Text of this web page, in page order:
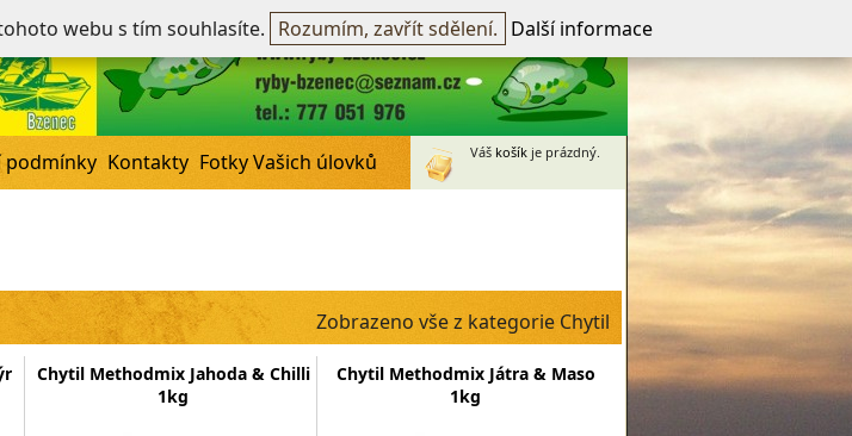
Nepřihlášen -přihlásit~Registrovat
podmínky Kontakty Fotky Vašich úlovků Váš košík je prázdný.
Zobrazeno vše z kategorie Chytil
Chytil Methodmix Jahoda & Chilli
1kg
Chytil Methodmix Játra & Maso
1kg
webu s tím souhlasíte. Rozumím, zavřít sdělení. Další informace